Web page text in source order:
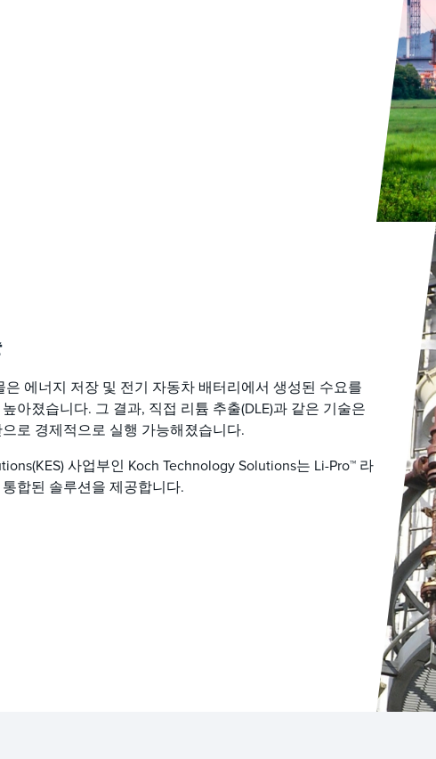
은 에너지 저장 및 전기 자동차 배터리에서 생성된 수요를
아졌습니다. 그 결과, 직접 리튬 추출(DLE)과 같은 기술은
로 경제적으로 실행 가능해졌습니다.
사업부인 Koch Technology Solutions는 Li-Pro™ 라
합된 솔루션을 제공합니다.